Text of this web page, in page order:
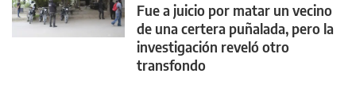
Fue a juicio por matar un vecino
de una certera puñalada, pero la
investigación reveló otro
transfondo